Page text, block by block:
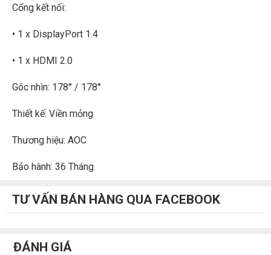
Cổng kết nối:
• 1 x DisplayPort 1.4
• 1 x HDMI 2.0
Góc nhìn: 178° / 178°
Thiết kế: Viền mỏng
Thương hiệu: AOC
Bảo hành: 36 Tháng
TƯ VẤN BÁN HÀNG QUA FACEBOOK
ĐÁNH GIÁ